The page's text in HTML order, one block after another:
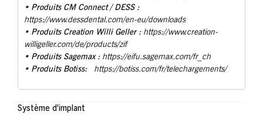
• Produits CM Connect / DESS :
https://www.dessdental.com/en-eu/downloads
• Produits Creation Willi Geller : https://www.creation-
willigeller.com/de/products/zif
• Produits Sagemax : https://eifu.sagemax.com/fr_ch
• Produits Botiss: https://botiss.com/fr/telechargements/
Système d'implant